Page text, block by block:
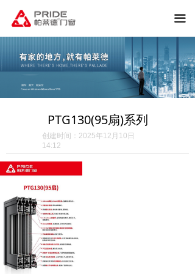
끀
PTG130(95扇)系列
创建时间： 2025年12月10日
14:12